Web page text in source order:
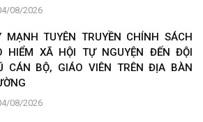
08/2026
MẠNH TUYÊN TRUYỀN CHÍNH SÁCH
HIỂM XÃ HỘI TỰ NGUYỆN ĐẾN ĐỘI
CÁN BỘ, GIÁO VIÊN TRÊN ĐỊA BÀN
08/2026